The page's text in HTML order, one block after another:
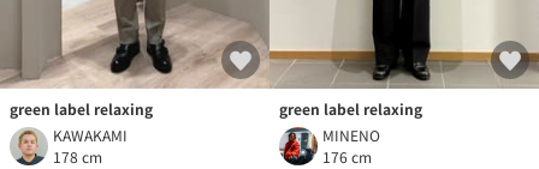
green label relaxing
KAWAKAMI
178 cm
green label relaxing
MINENO
176 cm